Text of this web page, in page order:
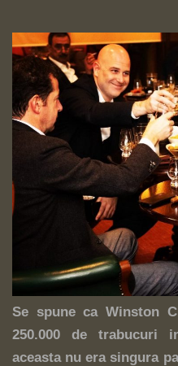
Se spune ca Winston
250.000 de trabucuri
aceasta nu era singura